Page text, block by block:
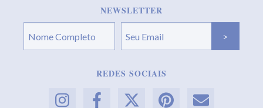
NEWSLETTER
REDES SOCIAIS